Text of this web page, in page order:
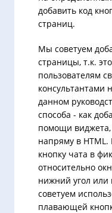
добавить код
страниц.
Мы советуем
страницы, т.к.
пользователям
консультантами
данном
способа - как
помощи виджета,
напряму в
кнопку чата в
относительно
нижний угол или
советуем
плавающей